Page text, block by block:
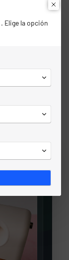
. Elige la opción